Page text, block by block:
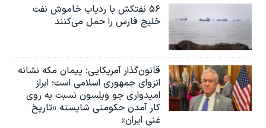
۵۶ نفتکش با ردیاب خاموش نفت
خلیج فارس را حمل می‌کنند
قانون‌گذار آمریکایی: پیمان مکه نشانه
انزوای جمهوری اسلامی است؛ ابراز
امیدواری جو ویلسون نسبت به روی
کار آمدن حکومتی شایسته «تاریخ
غنی ایران»